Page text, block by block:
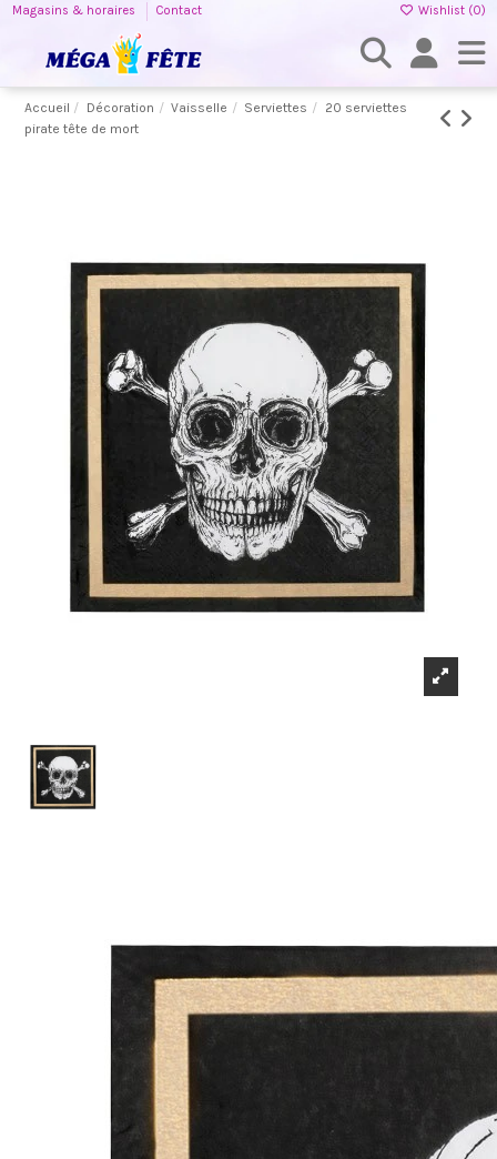
Magasins & horaires Contact Wishlist (0)
Accueil Décoration Vaisselle Serviettes
20 serviettes
pirate tête de mort